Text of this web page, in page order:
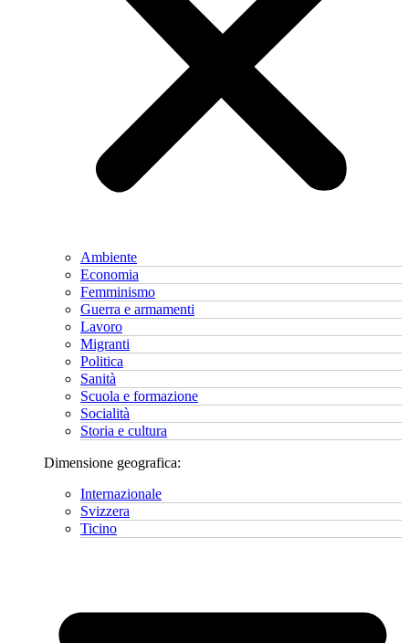
Ambiente
Economia
Femminismo
Guerra e armamenti
Lavoro
Migranti
Politica
Sanità
Scuola e formazione
Socialità
Storia e cultura
Dimensione geografica:
Internazionale
Svizzera
Ticino